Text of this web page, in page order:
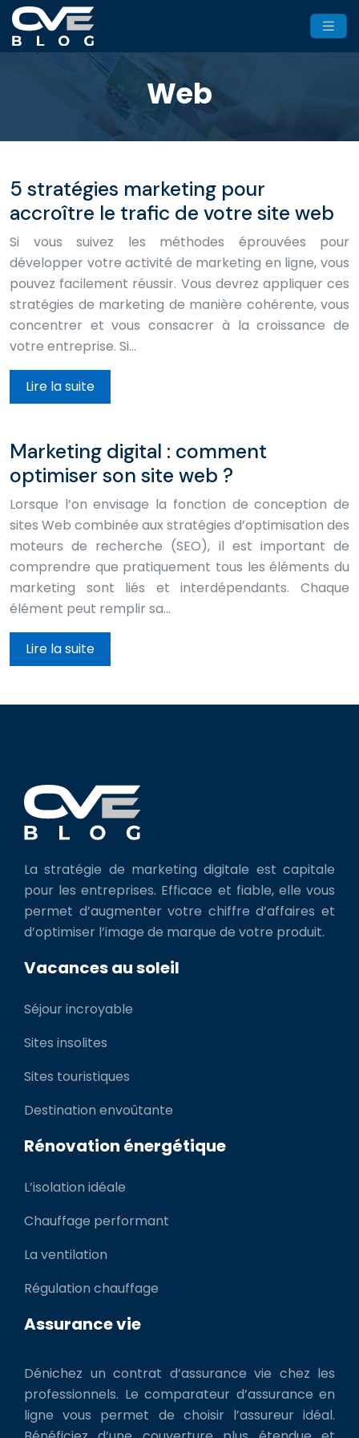
Web
5 stratégies marketing pour
accroître le trafic de votre site web
Si vous suivez les méthodes éprouvées pour
développer votre activité de marketing en ligne, vous
pouvez facilement réussir. Vous devrez appliquer ces
stratégies de marketing de manière cohérente, vous
concentrer et vous consacrer à la croissance de
votre entreprise. Si…
Lire la suite
Marketing digital : comment
optimiser son site web ?
Lorsque l’on envisage la fonction de conception de
sites Web combinée aux stratégies d’optimisation des
moteurs de recherche (SEO), il est important de
comprendre que pratiquement tous les éléments du
marketing sont liés et interdépendants. Chaque
élément peut remplir sa…
Lire la suite
La stratégie de marketing digitale est capitale
pour les entreprises. Efficace et fiable, elle vous
permet d’augmenter votre chiffre d’affaires et
d’optimiser l’image de marque de votre produit.
Vacances au soleil
Séjour incroyable
Sites insolites
Sites touristiques
Destination envoûtante
Rénovation énergétique
L’isolation idéale
Chauffage performant
La ventilation
Régulation chauffage
Assurance vie
Dénichez un contrat d’assurance vie chez les
professionnels. Le comparateur d’assurance en
ligne vous permet de choisir l’assureur idéal.